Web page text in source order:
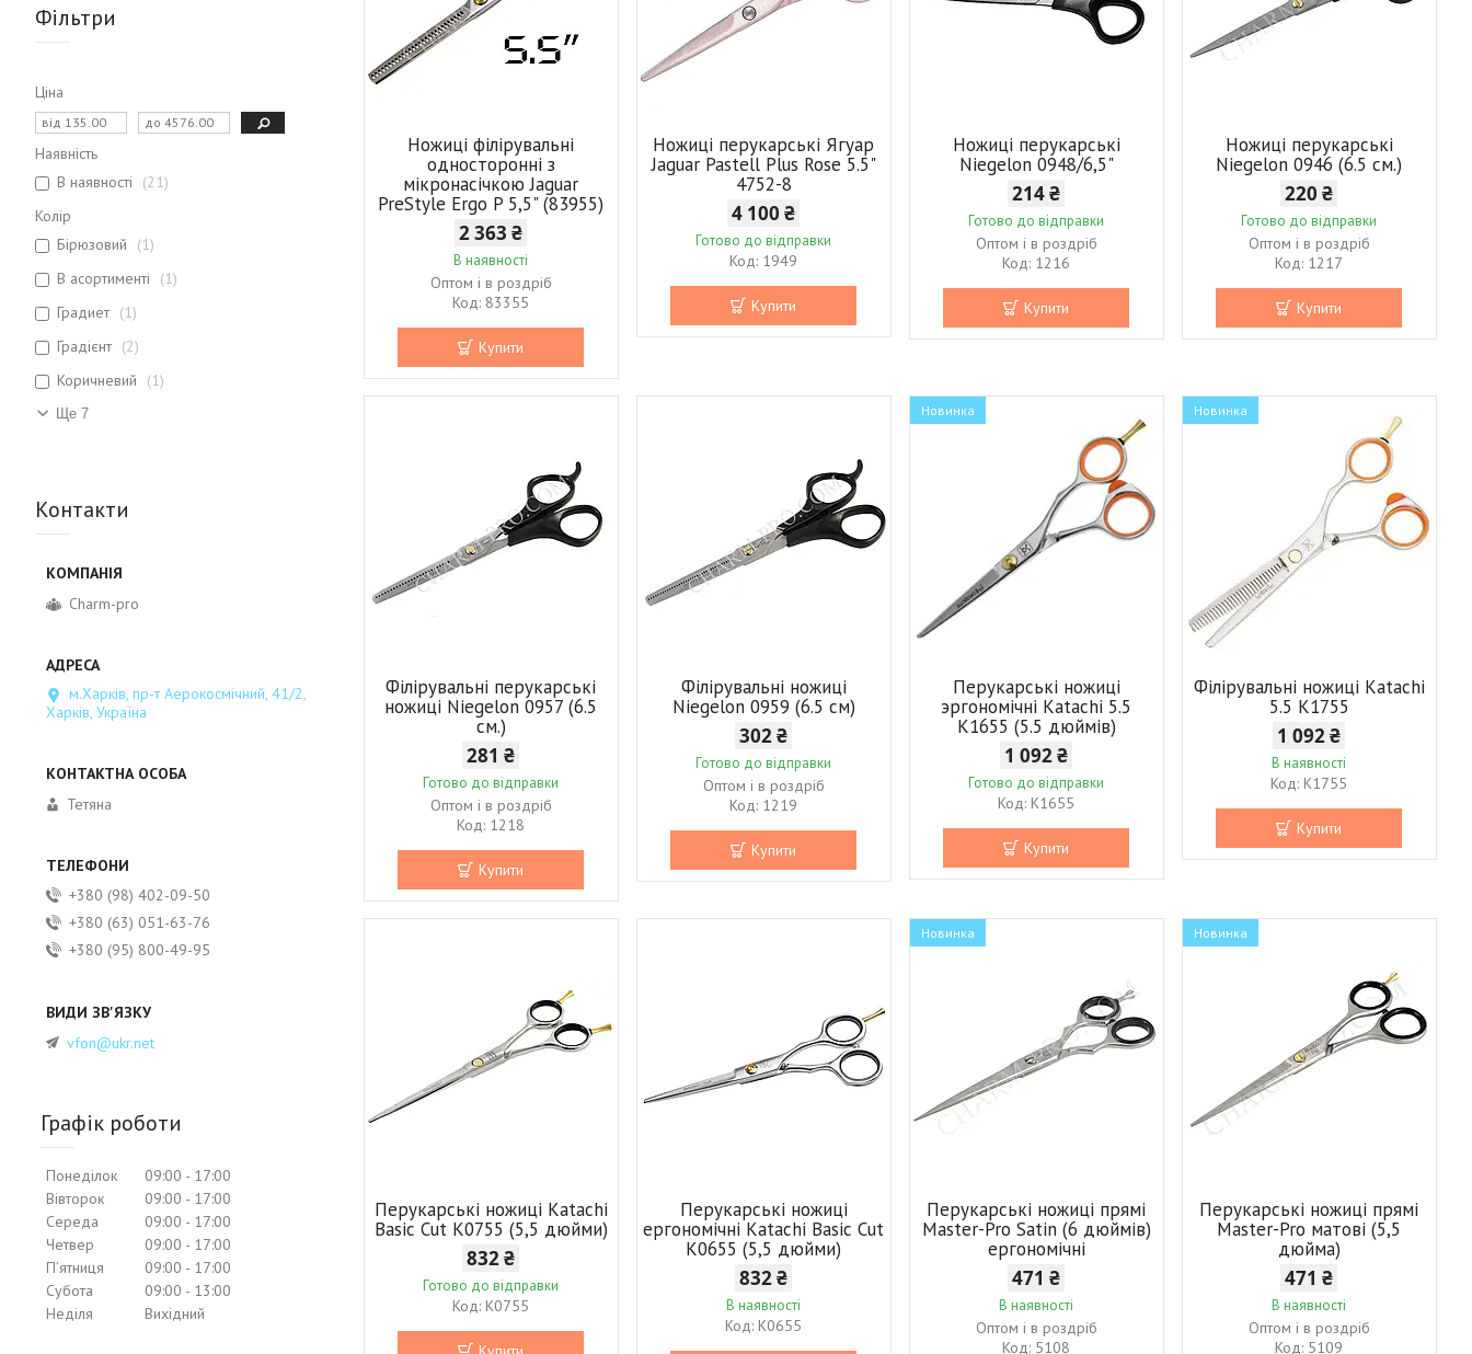
Ножиці філірувальні
односторонні з
мікронасічкою Jaguar
PreStyle Ergo P 5,5" (83955)
2 363 ₴
В наявності
Оптом і в роздріб
83355
Купити
Ножиці перукарські Ягуар
Jaguar Pastell Plus Rose 5.5"
4752-8
4 100 ₴
Готово до відправки
1949
Купити
Ножиці перукарські
Niegelon 0948/6,5"
214 ₴
Готово до відправки
Оптом і в роздріб
1216
Купити
Ножиці перукарські
Niegelon 0946 (6.5 см.)
220 ₴
Готово до відправки
Оптом і в роздріб
1217
Купити
Філірувальні перукарські
ножиці Niegelon 0957 (6.5
см.)
281 ₴
Готово до відправки
Оптом і в роздріб
1218
Купити
Філірувальні ножиці
Niegelon 0959 (6.5 см)
302 ₴
Готово до відправки
Оптом і в роздріб
1219
Купити
Новинка
Перукарські ножиці
эргономічні Katachi 5.5
K1655 (5.5 дюймів)
1 092 ₴
Готово до відправки
K1655
Купити
Новинка
Філірувальні ножиці Katachi
5.5 K1755
1 092 ₴
В наявності
K1755
Купити
Перукарські ножиці Katachi
Basic Cut K0755 (5,5 дюйми)
832 ₴
Готово до відправки
K0755
Перукарські ножиці
ергономічні Katachi Basic Cut
K0655 (5,5 дюйми)
832 ₴
В наявності
K0655
Новинка
Перукарські ножиці прямі
Master-Pro Satin (6 дюймів)
ергономічні
471 ₴
В наявності
Оптом і в роздріб
5108
Новинка
Перукарські ножиці прямі
Master-Pro матові (5,5
дюйма)
471 ₴
В наявності
Оптом і в роздріб
5109
Фільтри
Ціна
Наявність
В наявності
21
Колір
Бірюзовий
1
В асортименті
1
Градиет
1
Градієнт
2
Коричневий
1
Ще 7
Контакти
Charm-pro
м.Харків, пр-т Аерокосмічний, 41/2,
Харків, Україна
Тетяна
+380 (98) 402-09-50
+380 (63) 051-63-76
+380 (95) 800-49-95
vfon@ukr.net
Графік роботи
Понеділок 09:00
17:00
Вівторок
09:00
17:00
Середа
09:00
17:00
Четвер
09:00
17:00
Пʼятниця
09:00
17:00
Субота
09:00
13:00
Неділя
Вихідний